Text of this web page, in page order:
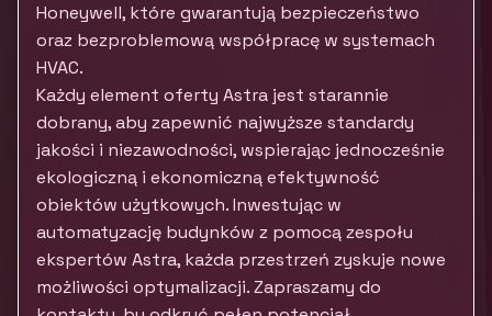
Honeywell, które gwarantują bezpieczeństwo
oraz bezproblemową współpracę w systemach
HVAC.
Każdy element oferty Astra jest starannie
dobrany, aby zapewnić najwyższe standardy
jakości i niezawodności, wspierając jednocześnie
ekologiczną i ekonomiczną efektywność
obiektów użytkowych. Inwestując w
automatyzację budynków z pomocą zespołu
ekspertów Astra, każda przestrzeń zyskuje nowe
możliwości optymalizacji. Zapraszamy do